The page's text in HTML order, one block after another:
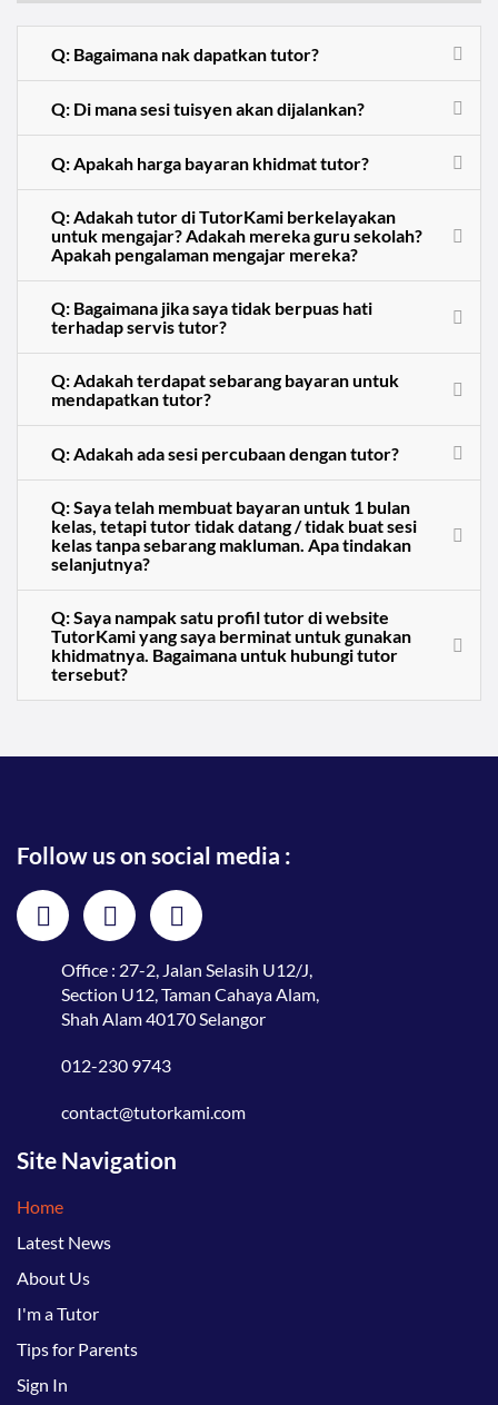
Q: Bagaimana nak dapatkan tutor?
Q: Di mana sesi tuisyen akan dijalankan?
Q: Apakah harga bayaran khidmat tutor?
Q: Adakah tutor di TutorKami berkelayakan
untuk mengajar? Adakah mereka guru sekolah?
Apakah pengalaman mengajar mereka?
Q: Bagaimana jika saya tidak berpuas hati
terhadap servis tutor?
Q: Adakah terdapat sebarang bayaran untuk
mendapatkan tutor?
Q: Adakah ada sesi percubaan dengan tutor?
Q: Saya telah membuat bayaran untuk 1 bulan
kelas, tetapi tutor tidak datang / tidak buat sesi
kelas tanpa sebarang makluman. Apa tindakan
selanjutnya?
Q: Saya nampak satu profil tutor di website
TutorKami yang saya berminat untuk gunakan
khidmatnya. Bagaimana untuk hubungi tutor
tersebut?
Follow us on social media :
Office : 27-2, Jalan Selasih U12/J,
Section U12, Taman Cahaya Alam,
Shah Alam 40170 Selangor
012-230 9743
contact@tutorkami.com
Site Navigation
Home
Latest News
About Us
I'm a Tutor
Tips for Parents
Sign In